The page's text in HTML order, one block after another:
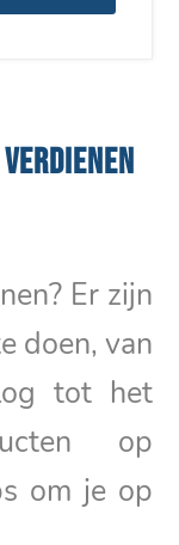
Er zijn
doen, van
tot het
op
om je op